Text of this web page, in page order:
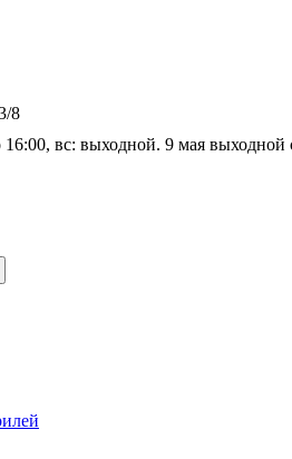
8
16:00, вс: выходной. 9 мая